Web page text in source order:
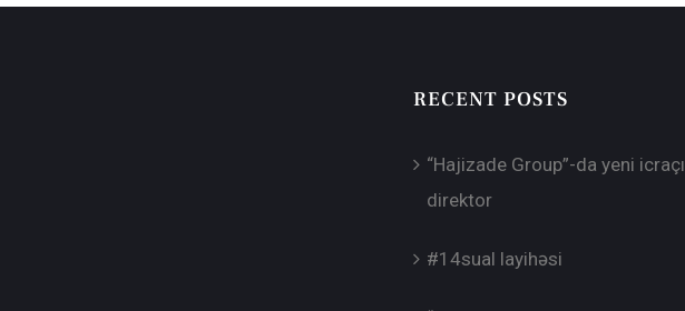
RECENT POSTS
“Hajizade Group”-da yeni icraçı
direktor
#14sual layihəsi